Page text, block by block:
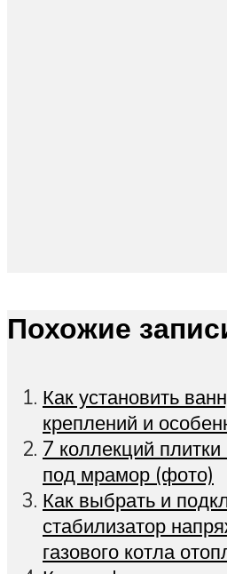
Похожие
Как установить
креплений и
7 коллекций
под мрамор (фото)
Как выбрать и
стабилизатор
газового котла